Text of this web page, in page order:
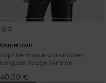
3
Macetown
Top thermique à manches
longues Rouge Femme
40,00 €